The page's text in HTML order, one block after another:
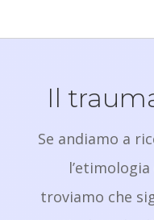
Il
Se andiamo a
troviamo che